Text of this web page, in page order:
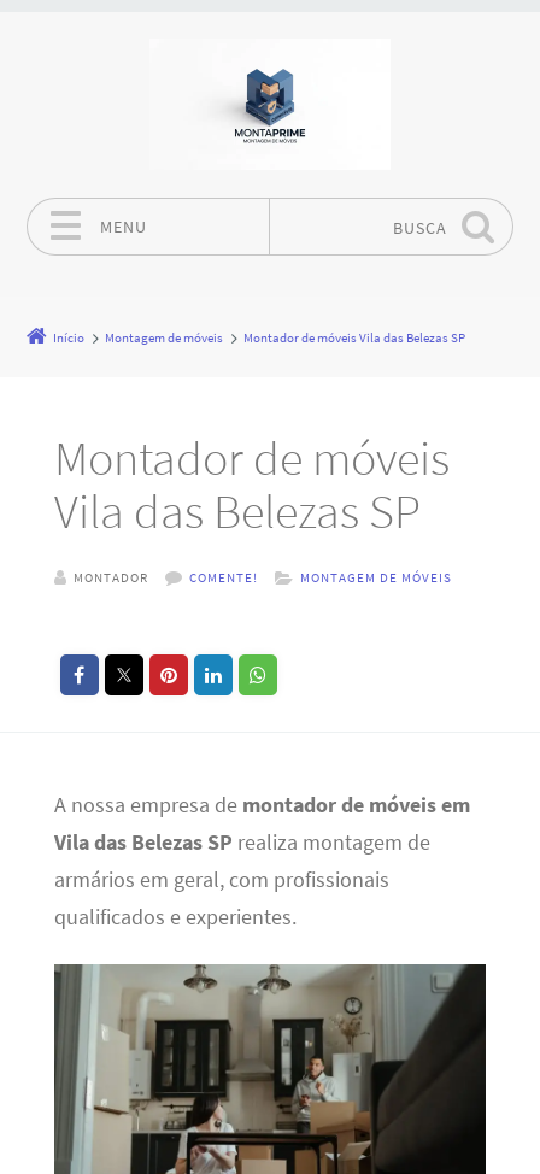
MENU BUSCA
Início Montagem de móveis Montador de móveis Vila das Belezas SP
Montador de móveis
Vila das Belezas SP
MONTADOR COMENTE! MONTAGEM DE MÓVEIS
A nossa empresa de montador de móveis em
Vila das Belezas SP realiza montagem de
armários em geral, com profissionais
qualificados e experientes.